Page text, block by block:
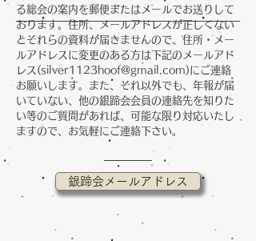
る総会の案内を郵便またはメールでお送りして
おります。住所、メールアドレスが正しくない
とそれらの資料が届きませんので、住所・メー
ルアドレスに変更のある方は下記のメールアド
レス(silver1123hoof@gmail.com)にご連絡
お願いします。また、それ以外でも、年報が届
いていない、他の銀蹄会会員の連絡先を知りた
い等のご質問があれば、可能な限り対応いたし
ますので、お気軽にご連絡下さい。
銀蹄会メールアドレス